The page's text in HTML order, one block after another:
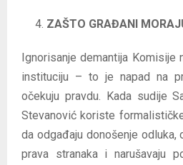
ZAŠTO GRAĐANI
Ignorisanje demantija Komisije
instituciju – to je napad na
očekuju pravdu. Kada sudije
Stevanović koriste
da odgađaju donošenje odluka,
prava stranaka i narušavaju